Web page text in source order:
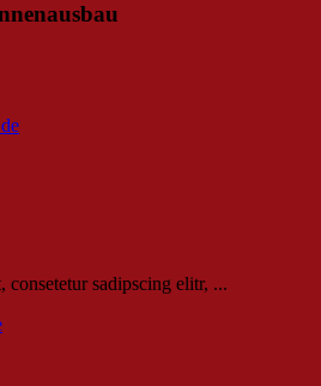
sadipscing elitr, ...